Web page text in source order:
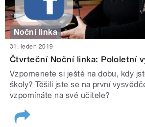
Noční linka
31. leden 2019
Čtvrteční Noční linka: Pololetní
Vzpomenete si ještě na dobu, kdy
školy? Těšili jste se na první
vzpomínáte na své učitele?